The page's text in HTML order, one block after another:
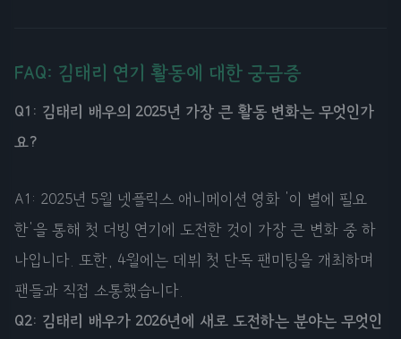
FAQ: 김태리 연기 활동에 대한 궁금증
Q1: 김태리 배우의 2025년 가장 큰 활동 변화는 무엇인가
요?
A1: 2025년 5월 넷플릭스 애니메이션 영화 '이 별에 필요
한'을 통해 첫 더빙 연기에 도전한 것이 가장 큰 변화 중 하
나입니다. 또한, 4월에는 데뷔 첫 단독 팬미팅을 개최하며
팬들과 직접 소통했습니다.
Q2: 김태리 배우가 2026년에 새로 도전하는 분야는 무엇인